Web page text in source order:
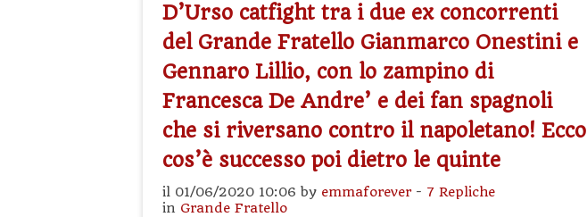
D’Urso catfight tra i due ex concorrenti
del Grande Fratello Gianmarco Onestini e
Gennaro Lillio, con lo zampino di
Francesca De Andre’ e dei fan spagnoli
che si riversano contro il napoletano! Ecco
cos’è successo poi dietro le quinte
il 01/06/2020 10:06 by emmaforever- 7 Repliche
in Grande Fratello